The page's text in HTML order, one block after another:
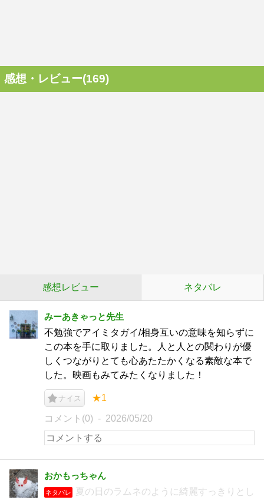
感想・レビュー(169)
感想レビュー ネタバレ
みーあきゃっと先生
不勉強でアイミタガイ/相身互いの意味を知らずに
この本を手に取りました。人と人との関わりが優
しくつながりとても心あたたかくなる素敵な本で
した。映画もみてみたくなりました！
ナイス ★1
コメント(0) 2026/05/20
おかもっちゃん
ネタバレ
夏の日のラムネのように綺麗すっきりとし